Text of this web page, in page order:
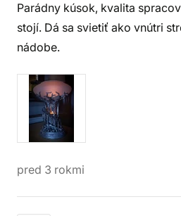
Parádny kúsok, kvalita
stojí. Dá sa svietiť ako vnútri
nádobe.
pred 3 rokmi